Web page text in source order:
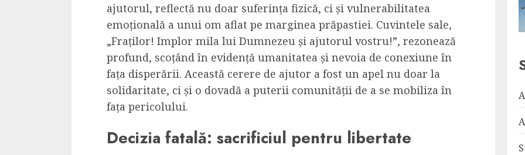
ajutorul, reflectă nu doar suferința fizică, ci și vulnerabilitatea
emoțională a unui om aflat pe marginea prăpastiei. Cuvintele sale,
„Fraților! Implor mila lui Dumnezeu și ajutorul vostru!”, rezonează
profund, scoțând în evidență umanitatea și nevoia de conexiune în
fața disperării. Această cerere de ajutor a fost un apel nu doar la
solidaritate, ci și o dovadă a puterii comunității de a se mobiliza în
fața pericolului.
Decizia fatală: sacrificiul pentru libertate